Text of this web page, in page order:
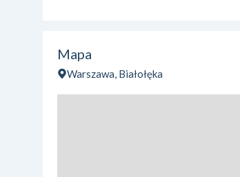
Mapa
Warszawa, Białołęka